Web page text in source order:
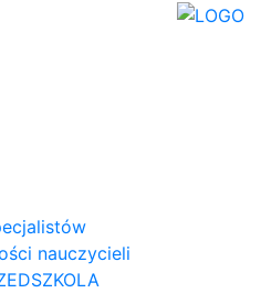
nauczycieli